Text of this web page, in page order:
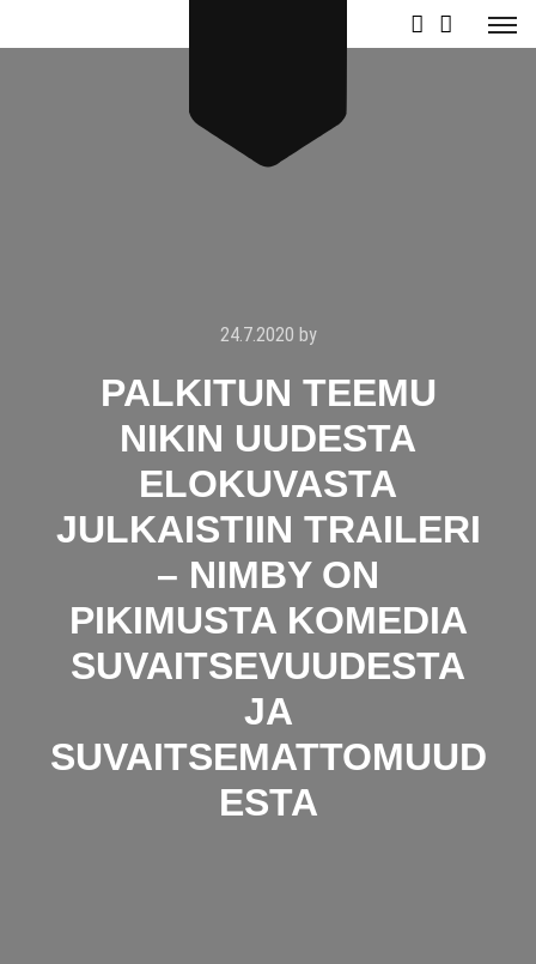
24.7.2020 by
PALKITUN TEEMU
NIKIN UUDESTA
ELOKUVASTA
JULKAISTIIN TRAILERI
– NIMBY ON
PIKIMUSTA KOMEDIA
SUVAITSEVUUDESTA
JA
SUVAITSEMATTOMUUD
ESTA